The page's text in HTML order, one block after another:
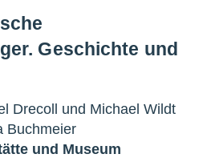
Geschichte und
Drecoll und Michael Wildt
Buchmeier
und Museum